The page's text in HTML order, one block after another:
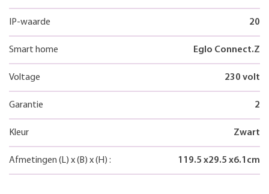
IP-waarde 20
Smart home Eglo Connect.Z
Voltage 230 volt
Garantie 2
Kleur Zwart
Afmetingen (L) x(B) x(H) : 119.5 x29.5 x6.1 cm